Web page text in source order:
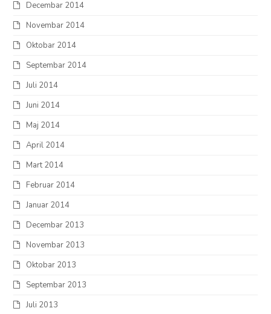
Decembar 2014
Novembar 2014
Oktobar 2014
Septembar 2014
Juli 2014
Juni 2014
Maj 2014
April 2014
Mart 2014
Februar 2014
Januar 2014
Decembar 2013
Novembar 2013
Oktobar 2013
Septembar 2013
Juli 2013